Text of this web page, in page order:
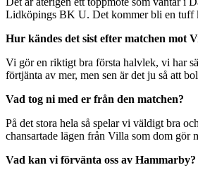
Lidköpings BK U. Det kommer bli en tuff
Hur kändes det sist efter matchen mot
Vi gör en riktigt bra första halvlek, vi har
förtjänta av mer, men sen är det ju så att
Vad tog ni med er från den matchen?
På det stora hela så spelar vi väldigt bra
chansartade lägen från Villa som dom gör
Vad kan vi förvänta oss av Hammarby?